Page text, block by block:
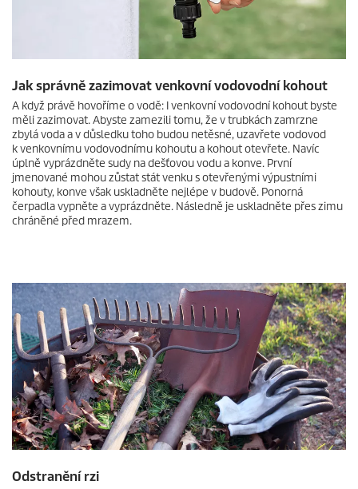
Jak správně zazimovat venkovní vodovodní kohout
A když právě hovoříme o vodě: I venkovní vodovodní kohout byste
měli zazimovat. Abyste zamezili tomu, že v trubkách zamrzne
zbylá voda a v důsledku toho budou netěsné, uzavřete vodovod
k venkovnímu vodovodnímu kohoutu a kohout otevřete. Navíc
úplně vyprázdněte sudy na dešťovou vodu a konve. První
jmenované mohou zůstat stát venku s otevřenými výpustními
kohouty, konve však uskladněte nejlépe v budově. Ponorná
čerpadla vypněte a vyprázdněte. Následně je uskladněte přes zimu
chráněné před mrazem.
Odstranění rzi